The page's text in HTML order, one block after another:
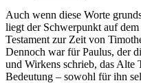
Auch wenn diese Worte
liegt der Schwerpunkt auf
Testament zur Zeit von
Dennoch war für Paulus, der
und Wirkens schrieb, das Alte
Bedeutung – sowohl für ihn